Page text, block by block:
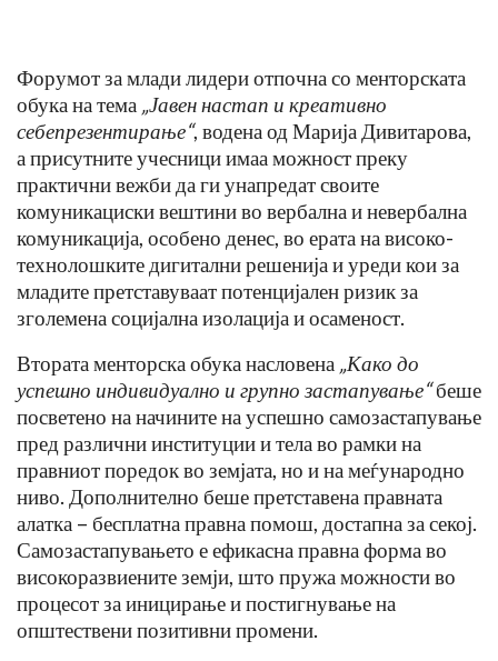
Форумот за млади лидери отпочна со менторската
обука на тема „Јавен настап и креативно
себепрезентирање“, водена од Марија Дивитарова,
а присутните учесници имаа можност преку
практични вежби да ги унапредат своите
комуникациски вештини во вербална и невербална
комуникација, особено денес, во ерата на високо-
технолошките дигитални решенија и уреди кои за
младите претставуваат потенцијален ризик за
зголемена социјална изолација и осаменост.
Втората менторска обука насловена „Како до
успешно индивидуално и групно застапување“беше
посветено на начините на успешно самозастапување
пред различни институции и тела во рамки на
правниот поредок во земјата, но и на меѓународно
ниво. Дополнително беше претставена правната
алатка – бесплатна правна помош, достапна за секој.
Самозастапувањето е ефикасна правна форма во
високоразвиените земји, што пружа можности во
процесот за иницирање и постигнување на
општествени позитивни промени.